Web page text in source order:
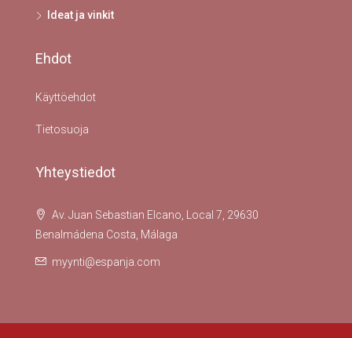
Ideat ja vinkit
Ehdot
Käyttöehdot
Tietosuoja
Yhteystiedot
Av. Juan Sebastian Elcano, Local 7, 29630
Benalmádena Costa, Málaga
myynti@espanja.com